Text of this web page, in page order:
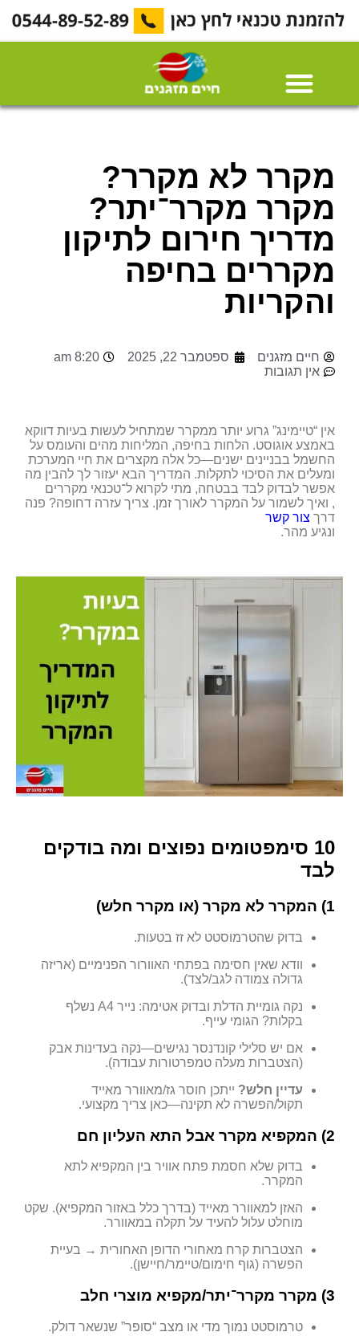
מקרר לא מקרר?
מקרר מקרר־יתר?
מדריך חירום לתיקון
מקררים בחיפה
והקריות
חיים מזגנים ספטמבר 22, 2025
8:20 am
אין תגובות
אין “טיימינג” גרוע יותר ממקרר שמתחיל לעשות בעיות דווקא
באמצע אוגוסט. הלחות בחיפה, המליחות מהים והעומס על
החשמל בבניינים ישנים—כל אלה מקצרים את חיי המערכת
ומעלים את הסיכוי לתקלות. המדריך הבא יעזור לך להבין מה
אפשר לבדוק לבד בבטחה, מתי לקרוא ל־טכנאי מקררים
, ואיך לשמור על המקרר לאורך זמן. צריך עזרה דחופה? פנה
דרך צור קשר
ונגיע מהר.
10 סימפטומים נפוצים ומה בודקים
לבד
1) המקרר לא מקרר (או מקרר חלש)
בדוק שהטרמוסטט לא זז בטעות.
וודא שאין חסימה בפתחי האוורור הפנימיים (אריזה
גדולה צמודה לגב/לצד).
נקה גומיית הדלת ובדוק אטימה: נייר A4 נשלף
בקלות? הגומי עייף.
אם יש סלילי קונדנסר נגישים—נקה בעדינות אבק
(הצטברות מעלה טמפרטורות עבודה).
עדיין חלש? ייתכן חוסר גז/מאוורר מאייד
תקול/הפשרה לא תקינה—כאן צריך מקצועי.
2) המקפיא מקרר אבל התא העליון חם
בדוק שלא חסמת פתח אוויר בין המקפיא לתא
המקרר.
האזן למאוורר מאייד (בדרך כלל באזור המקפיא). שקט
מוחלט עלול להעיד על תקלה במאוורר.
הצטברות קרח מאחורי הדופן האחורית → בעיית
הפשרה (גוף חימום/טיימר/חיישן).
3) מקרר מקרר־יתר/מקפיא מוצרי חלב
טרמוסטט נמוך מדי או מצב “סופר” שנשאר דולק.